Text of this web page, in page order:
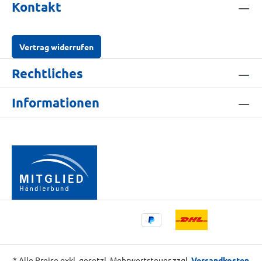
Kontakt
Vertrag widerrufen
Rechtliches
Informationen